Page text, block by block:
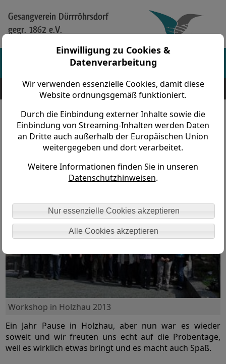
Einwilligung zu Cookies &
Datenverarbeitung
Wir verwenden essenzielle Cookies, damit diese
Website ordnungsgemäß funktioniert.
Durch die Einbindung externer Inhalte sowie die
Einbindung von Streaming-Inhalten werden Daten
an Dritte auch außerhalb der Europäischen Union
weitergegeben und dort verarbeitet.
Weitere Informationen finden Sie in unseren
Datenschutzhinweisen.
Nur essenzielle Cookies akzeptieren
Alle Cookies akzeptieren
Gesangverein Dürrröhrsdorf
gegr. 1862 e.V.
Gesangverein Dürrröhrsdorf gegr. 1862 e.V. > Vereinsleben > Workshops > 2013
Chor-Werkstatt-Wochenende in
Holzhau 19.-21.04. 2013
Workshop in Holzhau 2013
Ein Jahr Pause in Holzhau, aber nun war es wieder
soweit und wir freuten uns echt auf die Probentage,
weil es wirklich etwas bringt und es macht auch Spaß.